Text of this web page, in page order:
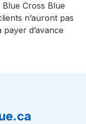
Cross Blue
n’auront pas
d’avance